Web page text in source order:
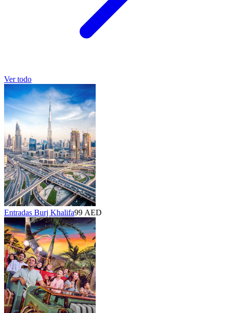
Ver todo
Entradas Burj Khalifa99 AED